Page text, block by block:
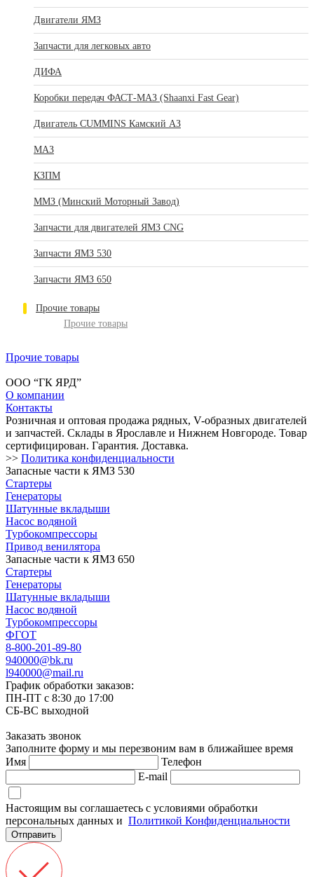
Двигатели ЯМЗ
Запчасти для легковых авто
ДИФА
Коробки передач ФАСТ-МАЗ (Shaanxi Fast Gear)
Двигатель CUMMINS Камский АЗ
МАЗ
КЗПМ
ММЗ (Минский Моторный Завод)
Запчасти для двигателей ЯМЗ CNG
Запчасти ЯМЗ 530
Запчасти ЯМЗ 650
Прочие товары
Прочие товары
Прочие товары
ООО “ГК ЯРД”
О компании
Контакты
Розничная и оптовая продажа рядных, V-образных двигателей
и запчастей. Склады в Ярославле и Нижнем Новгороде. Товар
сертифицирован. Гарантия. Доставка.
>> Политика конфиденциальности
Запасные части к ЯМЗ 530
Стартеры
Генераторы
Шатунные вкладыши
Насос водяной
Турбокомпрессоры
Привод венилятора
Запасные части к ЯМЗ 650
Стартеры
Генераторы
Шатунные вкладыши
Насос водяной
Турбокомпрессоры
ФГОТ
8-800-201-89-80
940000@bk.ru
l940000@mail.ru
График обработки заказов:
ПН-ПТ с 8:30 до 17:00
СБ-ВС выходной
Заказать звонок
Заполните форму и мы перезвоним вам в ближайшее время
Имя
Телефон
E-mail
Настоящим вы соглашаетесь с условиями обработки
персональных данных и Политикой Конфиденциальности
Отправить